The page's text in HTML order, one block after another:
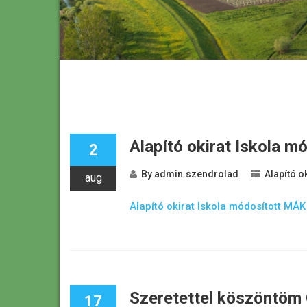
2
aug
Alapító okirat Iskola
By admin.szendrolad Alapító
Alapító okirat Iskola módosított
17 Szeretettel köszöntöm